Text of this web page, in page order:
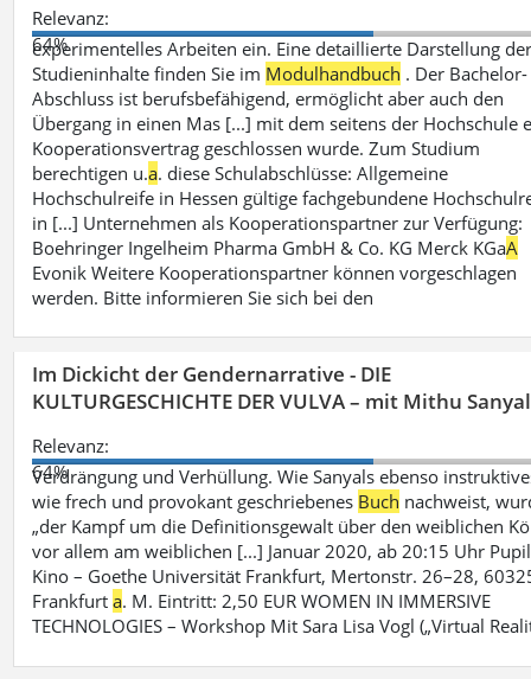
Relevanz:
64%
experimentelles Arbeiten ein. Eine detaillierte Darstellung
Studieninhalte finden Sie im Modulhandbuch . Der Bachelor-
Abschluss ist berufsbefähigend, ermöglicht aber auch den
Übergang in einen Mas [...] mit dem seitens der Hochschule
Kooperationsvertrag geschlossen wurde. Zum Studium
berechtigen u.a. diese Schulabschlüsse: Allgemeine
Hochschulreife in Hessen gültige fachgebundene
in [...] Unternehmen als Kooperationspartner zur Verfügung:
Boehringer Ingelheim Pharma GmbH & Co. KG Merck KGaA
Evonik Weitere Kooperationspartner können vorgeschlagen
werden. Bitte informieren Sie sich bei den
Im Dickicht der Gendernarrative - DIE
KULTURGESCHICHTE DER VULVA – mit Mithu Sanyal
Relevanz:
64%
Verdrängung und Verhüllung. Wie Sanyals ebenso
wie frech und provokant geschriebenes Buch nachweist,
„der Kampf um die Definitionsgewalt über den weiblichen
vor allem am weiblichen [...] Januar 2020, ab 20:15 Uhr
Kino – Goethe Universität Frankfurt, Mertonstr. 26–28,
Frankfurta. M. Eintritt: 2,50 EUR WOMEN IN IMMERSIVE
TECHNOLOGIES – Workshop Mit Sara Lisa Vogl („Virtual